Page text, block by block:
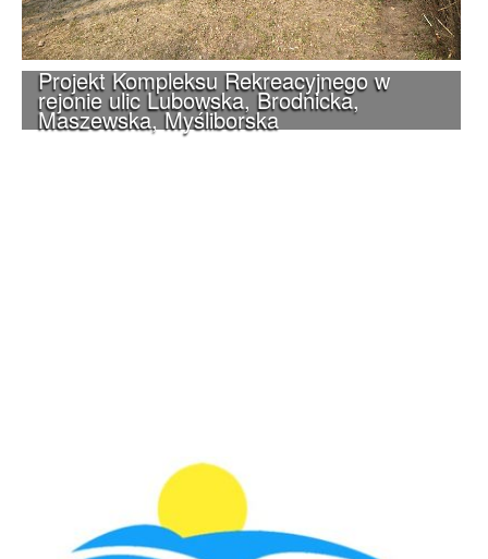
Projekt Kompleksu Rekreacyjnego w
rejonie ulic Lubowska, Brodnicka,
Maszewska, Myśliborska